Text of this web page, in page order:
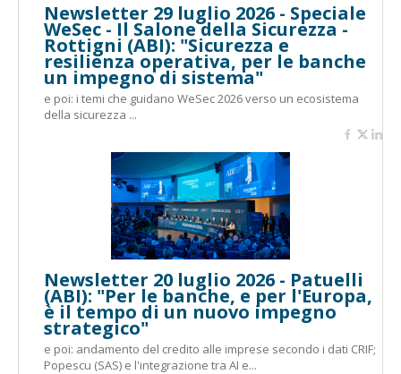
Newsletter 29 luglio 2026 - Speciale
WeSec - Il Salone della Sicurezza -
Rottigni (ABI): "Sicurezza e
resilienza operativa, per le banche
un impegno di sistema"
e poi: i temi che guidano WeSec 2026 verso un ecosistema
della sicurezza ...
Newsletter 20 luglio 2026 - Patuelli
(ABI): "Per le banche, e per l'Europa,
è il tempo di un nuovo impegno
strategico"
e poi: andamento del credito alle imprese secondo i dati CRIF;
Popescu (SAS) e l'integrazione tra AI e...